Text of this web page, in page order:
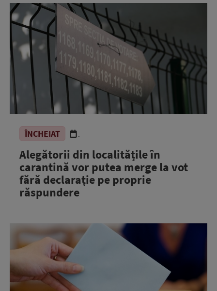
ÎNCHEIAT .
Alegătorii din localitățile în
carantină vor putea merge la vot
fără declarație pe proprie
răspundere